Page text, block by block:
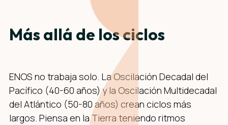
Más allá de los ciclos
ENOS no trabaja solo. La Oscilación Decadal del
Pacífico (40-60 años) y la Oscilación Multidecadal
del Atlántico (50-80 años) crean ciclos más
largos. Piensa en la Tierra teniendo ritmos